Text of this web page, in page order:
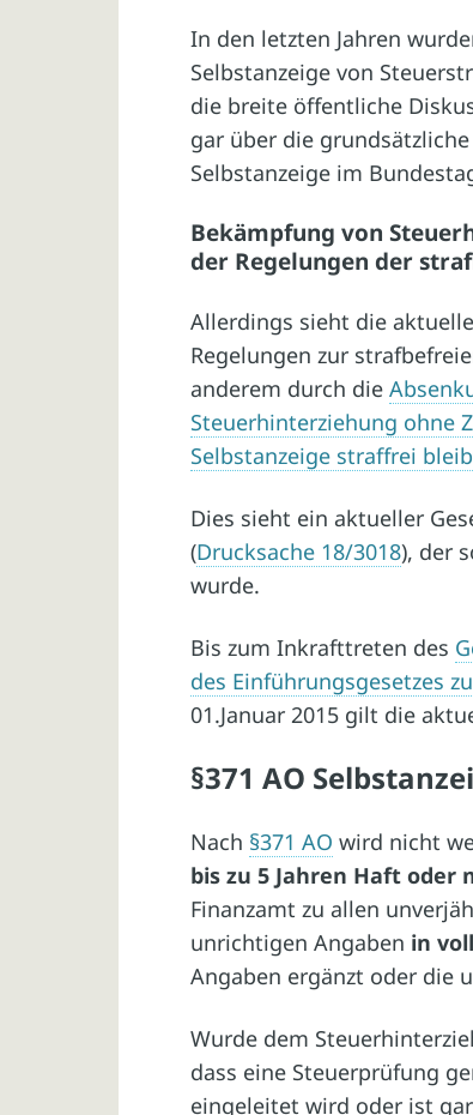
In den letzten Jahren
Selbstanzeige von
die breite öffentliche
gar über die
Selbstanzeige im
Bekämpfung von
der Regelungen der
Allerdings sieht die
Regelungen zur
anderem durch die
Steuerhinterziehung ohne
Selbstanzeige straffrei
Dies sieht ein aktueller
(Drucksache 18/3018), der
wurde.
Bis zum Inkrafttreten des
des Einführungsgesetzes
01.Januar 2015 gilt die
§371 AO
Nach §371 AO wird nicht
bis zu 5 Jahren Haft oder
Finanzamt zu allen
unrichtigen Angaben in
Angaben ergänzt oder die
Wurde dem
dass eine Steuerprüfung
eingeleitet wird oder ist